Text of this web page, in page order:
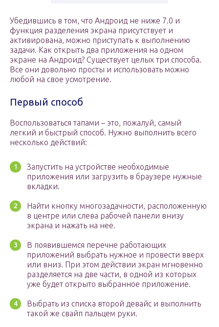
Убедившись в том, что Андроид не ниже 7.0 и
функция разделения экрана присутствует и
активирована, можно приступать к выполнению
задачи. Как открыть два приложения на одном
экране на Андроид? Существует целых три способа.
Все они довольно просты и использовать можно
любой на свое усмотрение.
Первый способ
Воспользоваться тапами – это, пожалуй, самый
легкий и быстрый способ. Нужно выполнить всего
несколько действий:
Запустить на устройстве необходимые
приложения или загрузить в браузере нужные
вкладки.
Найти кнопку многозадачности, расположенную
в центре или слева рабочей панели внизу
экрана и нажать на нее.
В появившемся перечне работающих
приложений выбрать нужное и провести вверх
или вниз. При этом действии экран мгновенно
разделяется на две части, в одной из которых
уже будет открыто выбранное приложение.
Выбрать из списка второй девайс и выполнить
такой же свайп пальцем руки.